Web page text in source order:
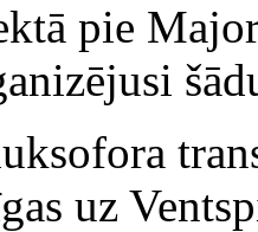
pie
uz